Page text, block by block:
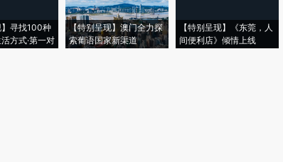
】寻找100种
方式·第一对
【特别呈现】澳门全力探
索葡语国家新渠道
【特别呈现】《东莞，人
间便利店》倾情上线